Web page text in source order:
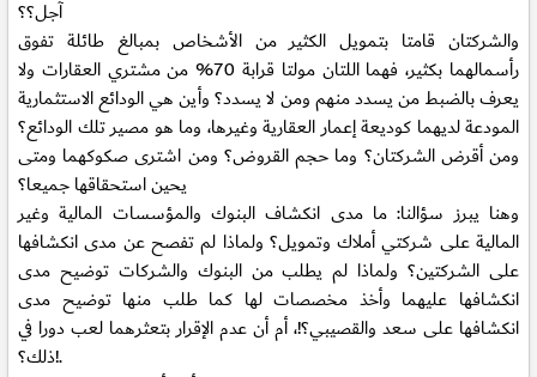
آجل؟؟
والشركتان قامتا بتمويل الكثير من الأشخاص بمبالغ طائلة تفوق
رأسمالهما بكثير، فهما اللتان مولتا قرابة 70% من مشتري العقارات ولا
يعرف بالضبط من يسدد منهم ومن لا يسدد؟ وأين هي الودائع الاستثمارية
المودعة لديهما كوديعة إعمار العقارية وغيرها، وما هو مصير تلك الودائع؟
ومن أقرض الشركتان؟ وما حجم القروض؟ ومن اشترى صكوكهما ومتى
يحين استحقاقها جميعا؟
وهنا يبرز سؤالنا: ما مدى انكشاف البنوك والمؤسسات المالية وغير
المالية على شركتي أملاك وتمويل؟ ولماذا لم تفصح عن مدى انكشافها
على الشركتين؟ ولماذا لم يطلب من البنوك والشركات توضيح مدى
انكشافها عليهما وأخذ مخصصات لها كما طلب منها توضيح مدى
انكشافها على سعد والقصيبي؟!، أم أن عدم الإقرار بتعثرهما لعب دورا في
ذلك؟!.